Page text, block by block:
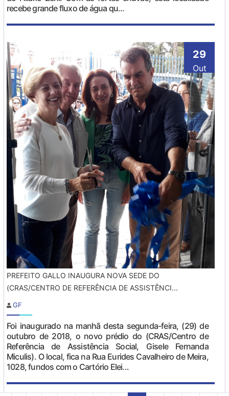
recebe grande fluxo de água qu...
29
Out
PREFEITO GALLO INAUGURA NOVA SEDE DO
(CRAS/CENTRO DE REFERÊNCIA DE ASSISTÊNCI...
GF
Foi inaugurado na manhã desta segunda-feira, (29) de
outubro de 2018, o novo prédio do (CRAS/Centro de
Referência de Assistência Social, Gisele Fernanda
Miculis). O local, fica na Rua Eurides Cavalheiro de Meira,
1028, fundos com o Cartório Elei...